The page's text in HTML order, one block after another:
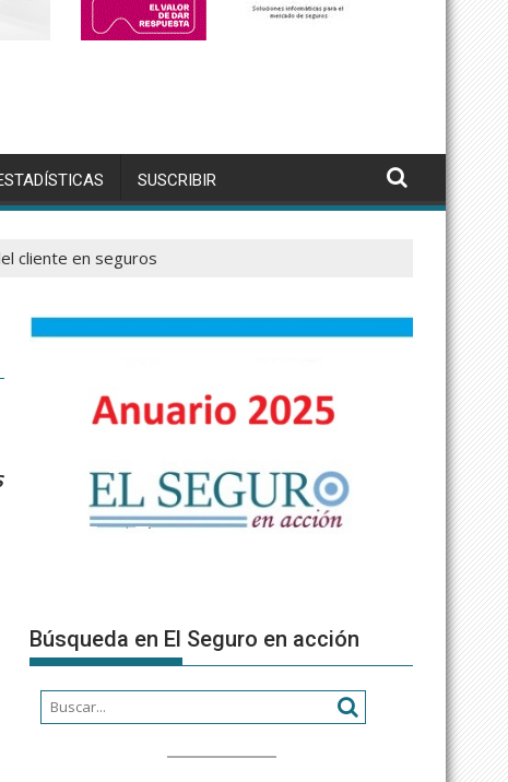
SUSCRIBIR
cliente en seguros
Búsqueda en El Seguro en acción